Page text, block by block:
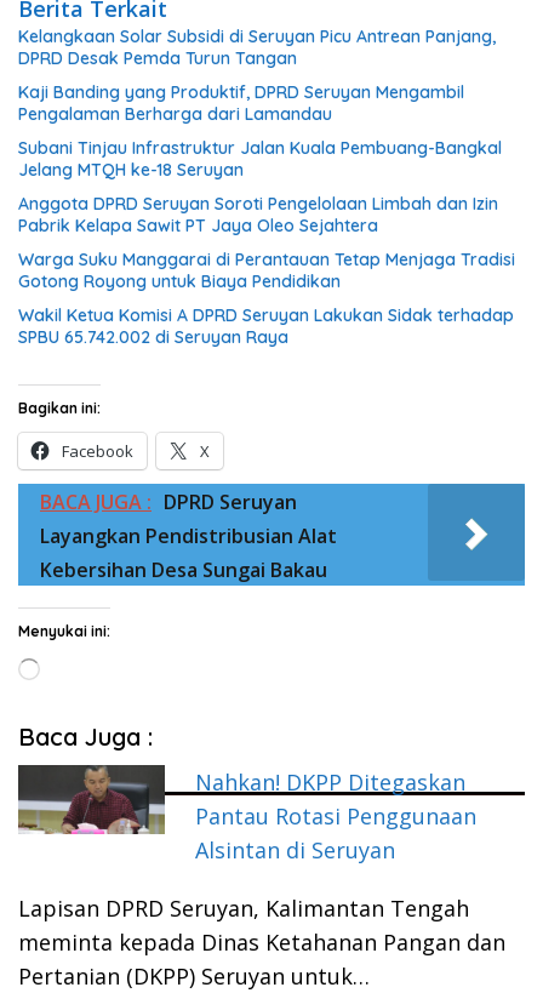
Berita Terkait
Kelangkaan Solar Subsidi di Seruyan Picu Antrean Panjang,
DPRD Desak Pemda Turun Tangan
Kaji Banding yang Produktif, DPRD Seruyan Mengambil
Pengalaman Berharga dari Lamandau
Subani Tinjau Infrastruktur Jalan Kuala Pembuang-Bangkal
Jelang MTQH ke-18 Seruyan
Anggota DPRD Seruyan Soroti Pengelolaan Limbah dan Izin
Pabrik Kelapa Sawit PT Jaya Oleo Sejahtera
Warga Suku Manggarai di Perantauan Tetap Menjaga Tradisi
Gotong Royong untuk Biaya Pendidikan
Wakil Ketua Komisi A DPRD Seruyan Lakukan Sidak terhadap
SPBU 65.742.002 di Seruyan Raya
Bagikan ini:
Facebook X
BACA JUGA : DPRD Seruyan
Layangkan Pendistribusian Alat
Kebersihan Desa Sungai Bakau
Menyukai ini:
Memuat...
Baca Juga :
Nahkan! DKPP Ditegaskan
Pantau Rotasi Penggunaan
Alsintan di Seruyan
Lapisan DPRD Seruyan, Kalimantan Tengah
meminta kepada Dinas Ketahanan Pangan dan
Pertanian (DKPP) Seruyan untuk…